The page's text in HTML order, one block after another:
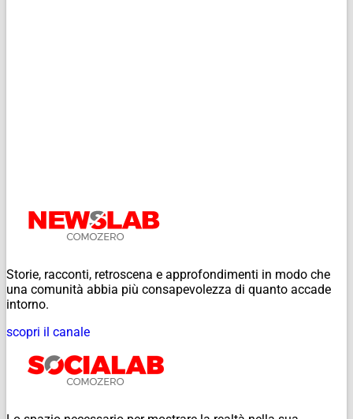
Storie, racconti, retroscena e approfondimenti in modo che
una comunità abbia più consapevolezza di quanto accade
intorno.
scopri il canale